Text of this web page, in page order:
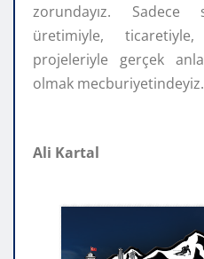
zorundayız.
üretimiyle,
projeleriyle gerçek
olmak
Ali Kartal